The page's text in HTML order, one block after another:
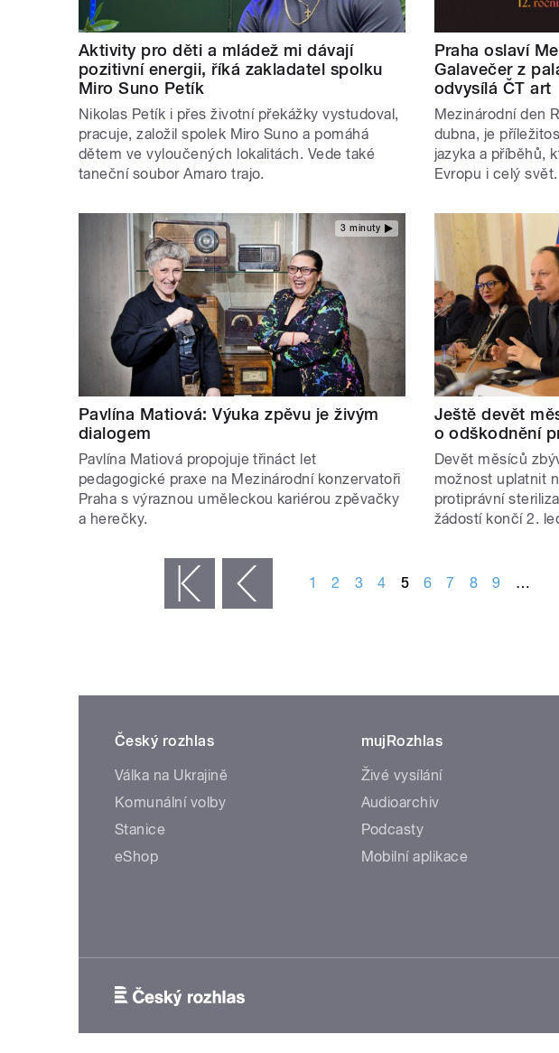
Aktivity pro děti a mládež mi dávají
pozitivní energii, říká zakladatel spolku
Miro Suno Petík
Nikolas Petík i přes životní překážky vystudoval,
pracuje, založil spolek Miro Suno a pomáhá
dětem ve vyloučených lokalitách. Vede také
taneční soubor Amaro trajo.
Praha oslaví
Galavečer z
odvysílá ČT art
Mezinárodní den
dubna, je
jazyka a příběhů,
Evropu i celý svět.
3 minuty
Pavlína Matiová: Výuka zpěvu je živým
dialogem
Pavlína Matiová propojuje třináct let
pedagogické praxe na Mezinárodní konzervatoři
Praha s výraznou uměleckou kariérou zpěvačky
a herečky.
Ještě devět
o odškodnění
Devět měsíců
možnost uplatnit
protiprávní
žádostí končí 2.
‹ předchozí 1 2 3 4 5 6 7 8 9 …
Český rozhlas
Válka na Ukrajině
Komunální volby
Stanice
eShop
mujRozhlas
Živé vysílání
Audioarchiv
Podcasty
Mobilní aplikace